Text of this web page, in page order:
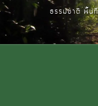
ธรรมชาติ พื้น